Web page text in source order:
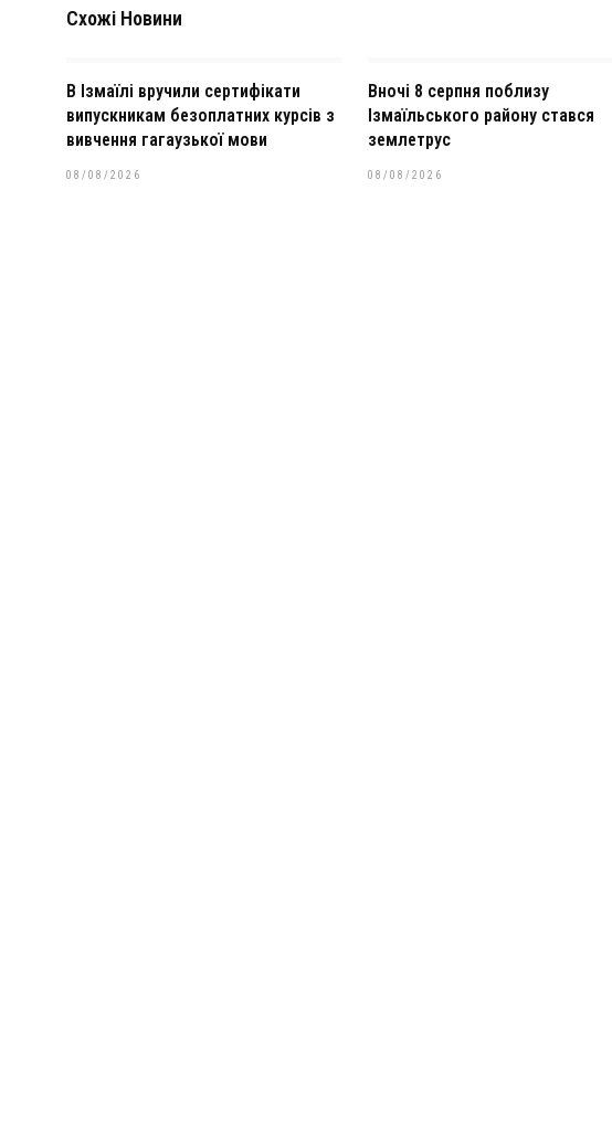
Схожі Новини
В Ізмаїлі вручили сертифікати
випускникам безоплатних курсів з
вивчення гагаузької мови
08/08/2026
Вночі 8 серпня поблизу
Ізмаїльського району стався
землетрус
08/08/2026